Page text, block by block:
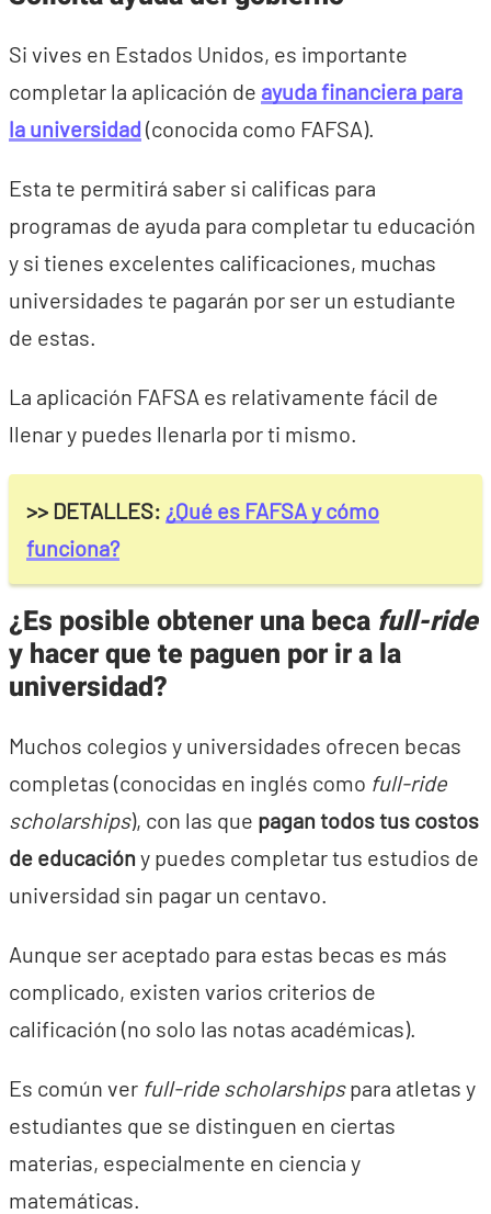
Si vives en Estados Unidos, es importante
completar la aplicación de ayuda financiera para
la universidad (conocida como FAFSA).
Esta te permitirá saber si calificas para
programas de ayuda para completar tu educación
y si tienes excelentes calificaciones, muchas
universidades te pagarán por ser un estudiante
de estas.
La aplicación FAFSA es relativamente fácil de
llenar y puedes llenarla por ti mismo.
>> DETALLES: ¿Qué es FAFSA y cómo
funciona?
¿Es posible obtener una beca full-ride
y hacer que te paguen por ir a la
universidad?
Muchos colegios y universidades ofrecen becas
completas (conocidas en inglés como full-ride
scholarships), con las que pagan todos tus costos
de educación y puedes completar tus estudios de
universidad sin pagar un centavo.
Aunque ser aceptado para estas becas es más
complicado, existen varios criterios de
calificación (no solo las notas académicas).
Es común ver full-ride scholarshipspara atletas y
estudiantes que se distinguen en ciertas
materias, especialmente en ciencia y
matemáticas.